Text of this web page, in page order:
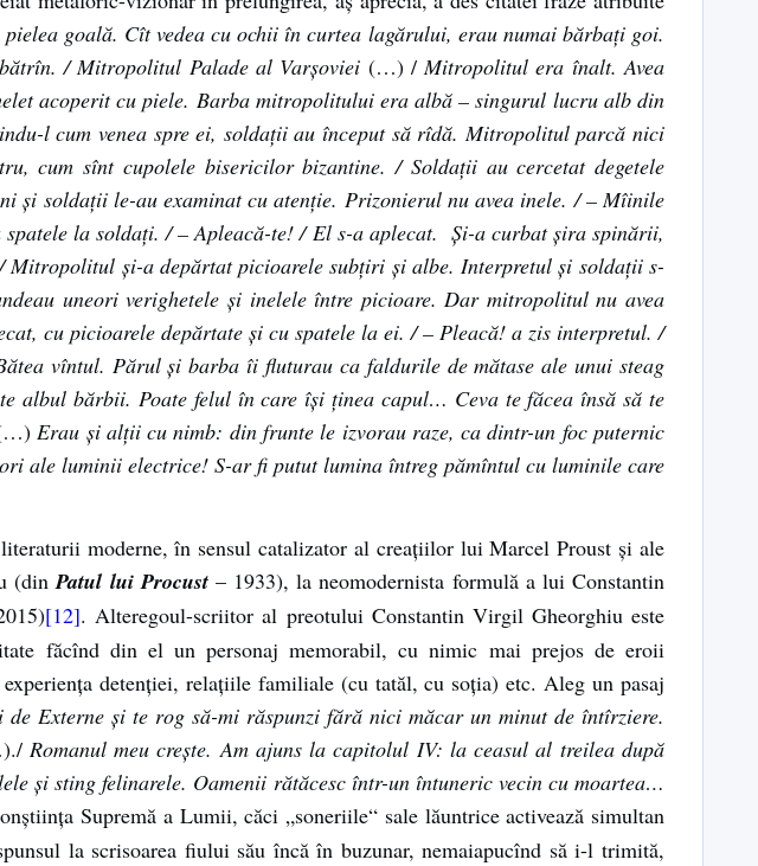
goală. Cît vedea cu ochii în curtea lagărului, erau numai bărbați goi.
/ Mitropolitul Palade al Varșoviei (…) /Mitropolitul era înalt. Avea
acoperit cu piele. Barba mitropolitului era albă – singurul lucru alb din
l cum venea spre ei, soldații au început să rîdă. Mitropolitul parcă nici
cum sînt cupolele bisericilor bizantine. / Soldații au cercetat degetele
soldații le-au examinat cu atenție. Prizonierul nu avea inele. / – Mîinile
la soldați. / – Apleacă-te! / El s-a aplecat. Și-a curbat șira spinării,
și-a depărtat picioarele subțiri și albe. Interpretul și soldații s-
uneori verighetele și inelele între picioare. Dar mitropolitul nu avea
cu picioarele depărtate și cu spatele la ei. / – Pleacă! a zis interpretul. /
vîntul. Părul și barba îi fluturau ca faldurile de mătase ale unui steag
albul bărbii. Poate felul în care își ținea capul… Ceva te făcea însă să te
Erau și alții cu nimb: din frunte le izvorau raze, ca dintr-un foc puternic
ale luminii electrice! S-ar fi putut lumina întreg pămîntul cu luminile care
moderne, în sensul catalizator al creațiilor lui Marcel Proust și ale
(dinPatul lui Procust – 1933), la neomodernista formulă a lui Constantin
[12]. Alteregoul-scriitor al preotului Constantin Virgil Gheorghiu este
făcînd din el un personaj memorabil, cu nimic mai prejos de eroii
detenției, relațiile familiale (cu tatăl, cu soția) etc. Aleg un pasaj
Externe și te rog să-mi răspunzi fără nici măcar un minut de întîrziere.
Romanul meu crește. Am ajuns la capitolul IV: la ceasul al treilea după
și sting felinarele. Oamenii rătăcesc într-un întuneric vecin cu moartea…
Supremă a Lumii, căci „soneriile“ sale lăuntrice activează simultan
la scrisoarea fiului său încă în buzunar, nemaiapucînd să i-l trimită,